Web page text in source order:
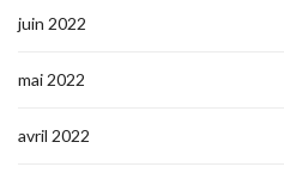
juin 2022
mai 2022
avril 2022